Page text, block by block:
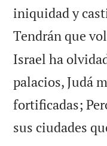
iniquidad y
Tendrán que
Israel ha
palacios, Judá
fortificadas;
sus ciudades